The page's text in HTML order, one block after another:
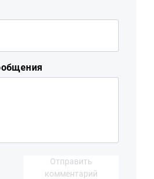
Отправить
комментарий